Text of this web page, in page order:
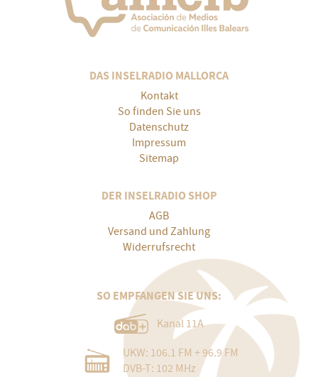
DAS INSELRADIO MALLORCA
Kontakt
So finden Sie uns
Datenschutz
Impressum
Sitemap
DER INSELRADIO SHOP
AGB
Versand und Zahlung
Widerrufsrecht
SO EMPFANGEN SIE UNS:
Kanal 11A
UKW: 106.1 FM + 96.9 FM
DVB-T: 102 MHz